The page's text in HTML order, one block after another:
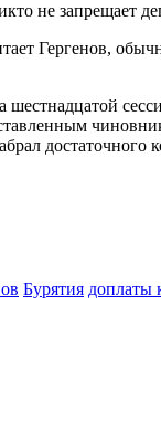
не запрещает
Гергенов,
шестнадцатой
Бурятия доплаты